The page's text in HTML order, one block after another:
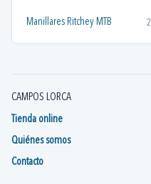
Manillares Ritchey MTB 2
CAMPOS LORCA
Tienda online
Quiénes somos
Contacto